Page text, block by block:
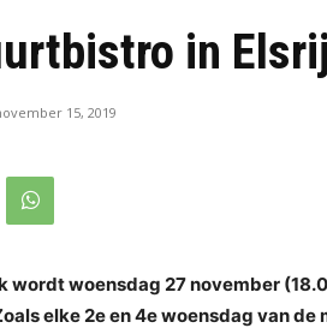
in
15, 2019
wordt woensdag 27 november
elke 2e en 4e woensdag van